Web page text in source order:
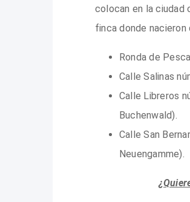
colocan en la ciudad
finca donde nacieron
Ronda de
Calle Salinas
Calle Libreros
Buchenwald).
Calle San
Neuengamme).